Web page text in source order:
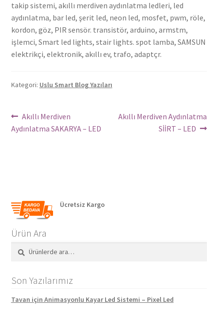
takip sistemi, akıllı merdiven aydınlatma ledleri, led
aydınlatma, bar led, şerit led, neon led, mosfet, pwm, röle,
kordon, göz, PIR sensör. transistör, arduino, armstm,
işlemci, Smart led lights, stair lights. spot lamba, SAMSUN
elektrikçi, elektronik, akıllı ev, trafo, adaptçr.
Kategori: Uslu Smart Blog Yazıları
Yazı
dolaşımı
Önceki
Yazı:
Akıllı Merdiven
Aydınlatma SAKARYA – LED
Sonraki
Akıllı Merdiven Aydınlatma
SİİRT – LED
Ücretsiz Kargo
Ürün Ara
Ara:
Ara
Son Yazılarımız
Tavan için Animasyonlu Kayar Led Sistemi – Pixel Led